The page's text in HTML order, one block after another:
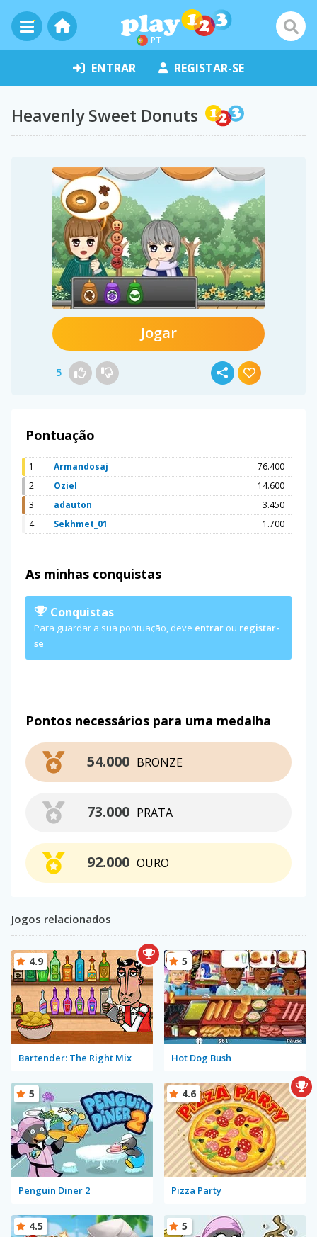
PT
ENTRAR REGISTAR-SE
Heavenly Sweet Donuts
Jogar
5
Pontuação
1 Armandosaj
76.400
2
Oziel
14.600
3
adauton
3.450
4
Sekhmet_01 1.700
As minhas conquistas
Conquistas
Para guardar a sua pontuação, deve entrar ou registar-
se
Pontos necessários para uma medalha
BRONZE
54.000
PRATA
73.000
OURO
92.000
Jogos relacionados
Bartender: The Right Mix
4.9
Hot Dog Bush
5
Penguin Diner 2
5
Pizza Party
4.6
4.5 5